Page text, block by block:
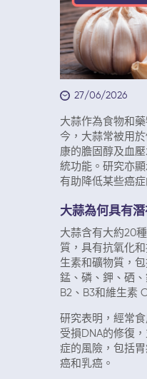
27/06/2026
大蒜作為食物和
今，大蒜常被用
康的膽固醇及血
統功能。研究亦
有助降低某些癌
大蒜為何具有
大蒜含有大約20
質，具有抗氧化
生素和礦物質，
錳、磷、鉀、硒、
B2、B3和維生素
研究表明，經常
受損DNA的修復
症的風險，包括
癌和乳癌。